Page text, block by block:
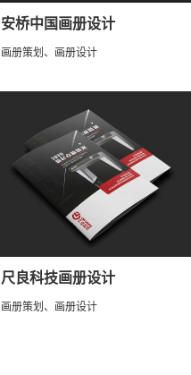
安桥中国画册设计
画册策划、画册设计
尺良科技画册设计
画册策划、画册设计